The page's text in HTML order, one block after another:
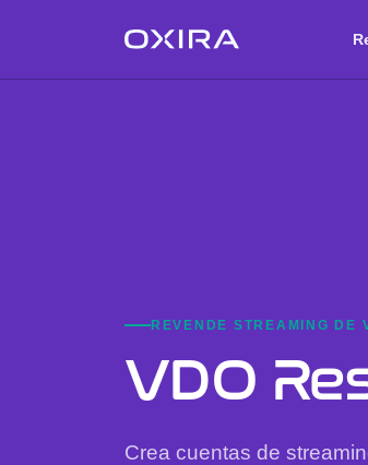
REVENDE STREAMING DE
VDO
Crea cuentas de